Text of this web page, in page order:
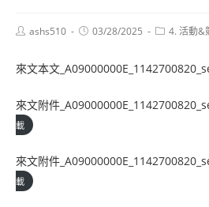
Postashs510
Post03/28/2025
Post4. 活動&
來文本文
來文附件
載
來文附件
載